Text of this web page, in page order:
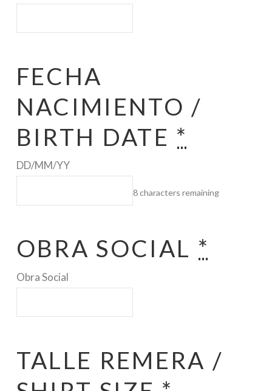
FECHA
NACIMIENTO /
BIRTH DATE *
DD/MM/YY
8characters remaining
OBRA SOCIAL *
Obra Social
TALLE REMERA /